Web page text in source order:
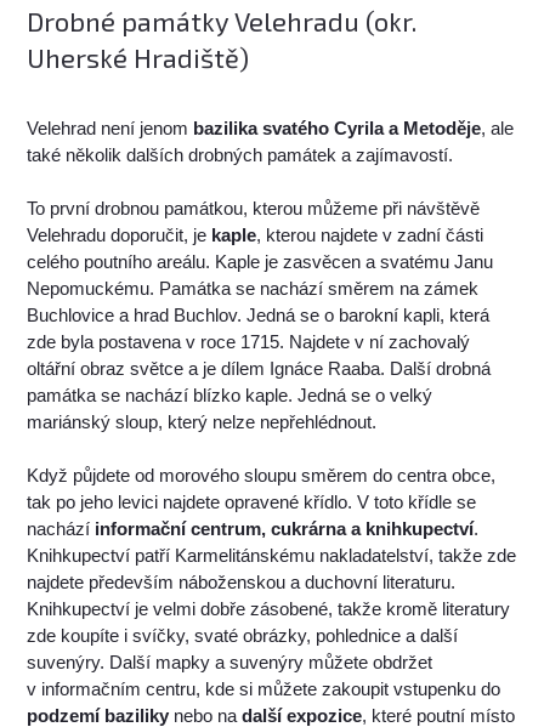
Drobné památky Velehradu (okr.
Uherské Hradiště)
Velehrad není jenom bazilika svatého Cyrila a Metoděje, ale
také několik dalších drobných památek a zajímavostí.
To první drobnou památkou, kterou můžeme při návštěvě
Velehradu doporučit, je kaple, kterou najdete v zadní části
celého poutního areálu. Kaple je zasvěcen a svatému Janu
Nepomuckému. Památka se nachází směrem na zámek
Buchlovice a hrad Buchlov. Jedná se o barokní kapli, která
zde byla postavena v roce 1715. Najdete v ní zachovalý
oltářní obraz světce a je dílem Ignáce Raaba. Další drobná
památka se nachází blízko kaple. Jedná se o velký
mariánský sloup, který nelze nepřehlédnout.
Když půjdete od morového sloupu směrem do centra obce,
tak po jeho levici najdete opravené křídlo. V toto křídle se
nachází informační centrum, cukrárna a knihkupectví.
Knihkupectví patří Karmelitánskému nakladatelství, takže zde
najdete především náboženskou a duchovní literaturu.
Knihkupectví je velmi dobře zásobené, takže kromě literatury
zde koupíte i svíčky, svaté obrázky, pohlednice a další
suvenýry. Další mapky a suvenýry můžete obdržet
v informačním centru, kde si můžete zakoupit vstupenku do
podzemí baziliky nebo nadalší expozice, které poutní místo